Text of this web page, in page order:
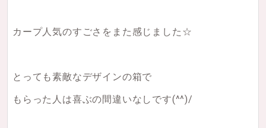
カープ人気のすごさをまた感じました☆
とっても素敵なデザインの箱で
もらった人は喜ぶの間違いなしです(^^)/